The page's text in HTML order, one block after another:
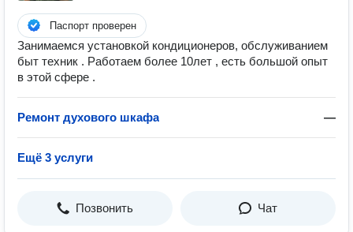
Паспорт проверен
Занимаемся установкой кондиционеров, обслуживанием
быт техник . Работаем более 10лет , есть большой опыт
в этой сфере .
Ремонт духового шкафа —
Ещё 3 услуги
Позвонить Чат